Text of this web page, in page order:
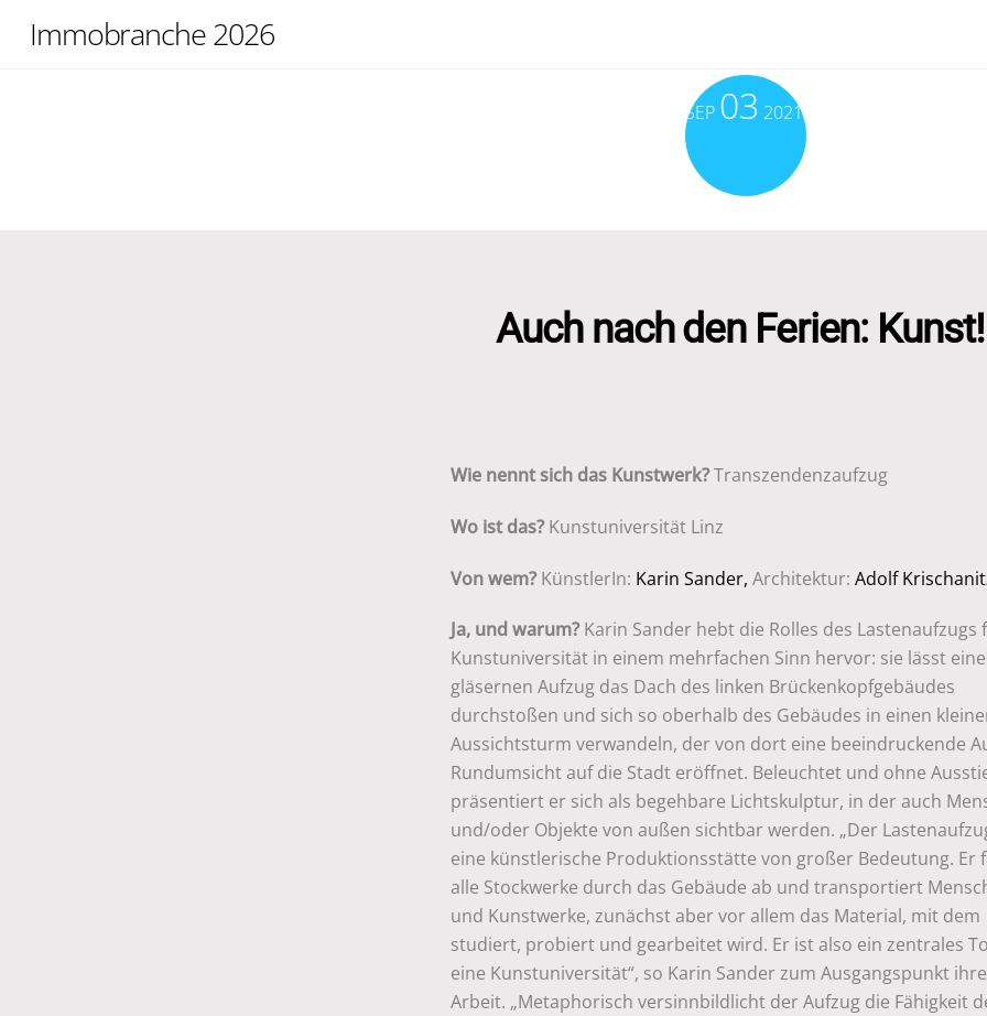
Immobranche 2026
SEP 03 2021
Auch nach den Ferien: Kunst!
Wie nennt sich das Kunstwerk?Transzendenzaufzug
Wo ist das?Kunstuniversität Linz
Von wem?KünstlerIn: Karin Sander, Architektur:Adolf
Ja, und warum?Karin Sander hebt die Rolles des Lastenaufzugs
Kunstuniversität in einem mehrfachen Sinn hervor: sie lässt
gläsernen Aufzug das Dach des linken Brückenkopfgebäudes
durchstoßen und sich so oberhalb des Gebäudes in einen
Aussichtsturm verwandeln, der von dort eine beeindruckende
Rundumsicht auf die Stadt eröffnet. Beleuchtet und ohne
präsentiert er sich als begehbare Lichtskulptur, in der auch
und/oder Objekte von außen sichtbar werden. „Der
eine künstlerische Produktionsstätte von großer Bedeutung. Er
alle Stockwerke durch das Gebäude ab und transportiert
und Kunstwerke, zunächst aber vor allem das Material, mit dem
studiert, probiert und gearbeitet wird. Er ist also ein zentrales
eine Kunstuniversität“, so Karin Sander zum Ausgangspunkt
Arbeit. „Metaphorisch versinnbildlicht der Aufzug die Fähigkeit